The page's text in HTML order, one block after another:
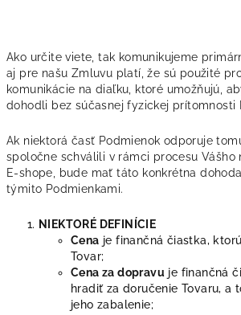
Ako určite viete, tak komunikujeme
aj pre našu Zmluvu platí, že sú použité
komunikácie na diaľku, ktoré umožňujú,
dohodli bez súčasnej fyzickej prítomnosti
Ak niektorá časť Podmienok odporuje
spoločne schválili v rámci procesu Vášho
E-shope, bude mať táto konkrétna
týmito Podmienkami.
NIEKTORÉ DEFINÍCIE
Cena je finančná čiastka,
Tovar;
Cena za dopravu je finančná
hradiť za doručenie Tovaru, a
jeho zabalenie;